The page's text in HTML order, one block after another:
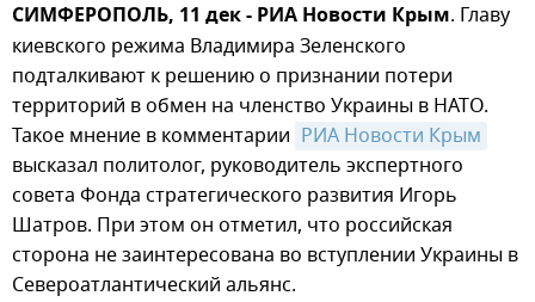
СИМФЕРОПОЛЬ, 11 дек - РИА Новости Крым. Главу
киевского режима Владимира Зеленского
подталкивают к решению о признании потери
территорий в обмен на членство Украины в НАТО.
Такое мнение в комментарии РИА Новости Крым
высказал политолог, руководитель экспертного
совета Фонда стратегического развития Игорь
Шатров. При этом он отметил, что российская
сторона не заинтересована во вступлении Украины в
Североатлантический альянс.